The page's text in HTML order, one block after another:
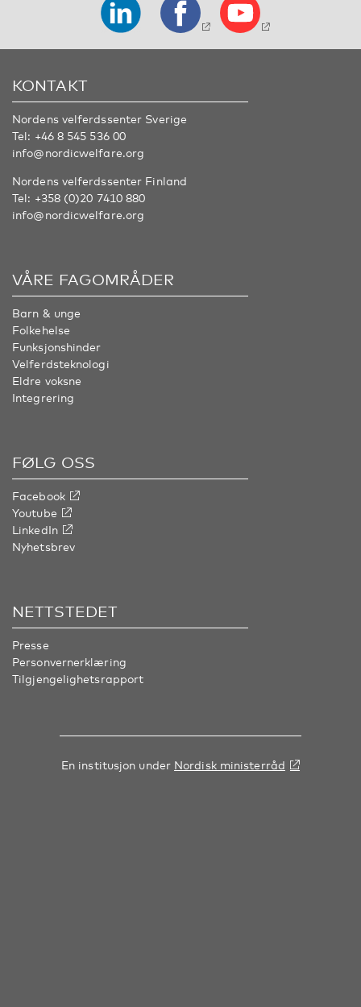
KONTAKT
Nordens velferdssenter Sverige
Tel: +46 8 545 536 00
info@nordicwelfare.org
Nordens velferdssenter Finland
Tel: +358 (0)20 7410 880
info@nordicwelfare.org
VÅRE FAGOMRÅDER
Barn & unge
Folkehelse
Funksjonshinder
Velferdsteknologi
Eldre voksne
Integrering
FØLG OSS
Facebook
Youtube
LinkedIn
Nyhetsbrev
NETTSTEDET
Presse
Personvernerklæring
Tilgjengelighetsrapport
En institusjon under Nordisk ministerråd